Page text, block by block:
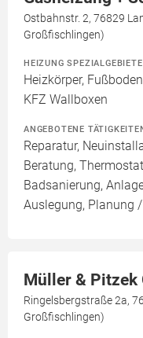
Ostbahnstr. 2, 76829
Großfischlingen)
HEIZUNG SPEZIALGEBIETE
Heizkörper,
KFZ Wallboxen
ANGEBOTENE
Reparatur,
Beratung,
Badsanierung,
Auslegung, Planung
Müller & Pitzek
Ringelsbergstraße 2a,
Großfischlingen)